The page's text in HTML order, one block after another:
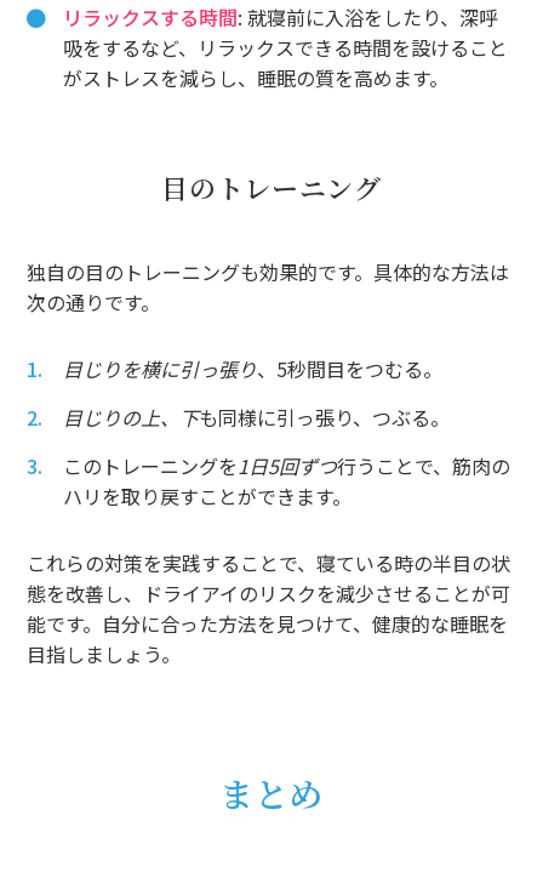
リラックスする時間: 就寝前に入浴をしたり、深呼
吸をするなど、リラックスできる時間を設けること
がストレスを減らし、睡眠の質を高めます。
目のトレーニング
独自の目のトレーニングも効果的です。具体的な方法は
次の通りです。
目じりを横に引っ張り、5秒間目をつむる。
目じりの上、下も同様に引っ張り、つぶる。
このトレーニングを1日5回ずつ行うことで、筋肉の
ハリを取り戻すことができます。
これらの対策を実践することで、寝ている時の半目の状
態を改善し、ドライアイのリスクを減少させることが可
能です。自分に合った方法を見つけて、健康的な睡眠を
目指しましょう。
まとめ